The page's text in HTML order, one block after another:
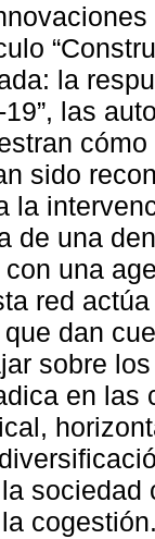
la
las
sido
la
de una
una
red
dan
sobre
en